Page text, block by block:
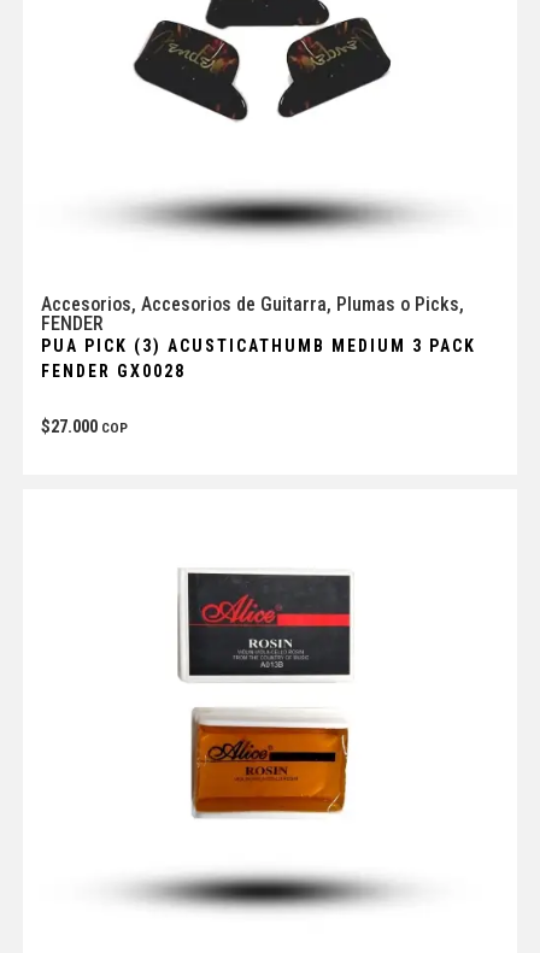
Accesorios, Accesorios de Guitarra, Plumas o Picks,
FENDER
PUA PICK (3) ACUSTICATHUMB MEDIUM 3 PACK
FENDER GX0028
$27.000 COP